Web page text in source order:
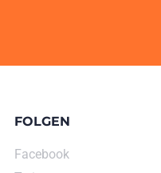
FOLGEN
Facebook